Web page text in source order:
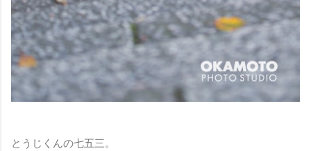
とうじくんの七五三。